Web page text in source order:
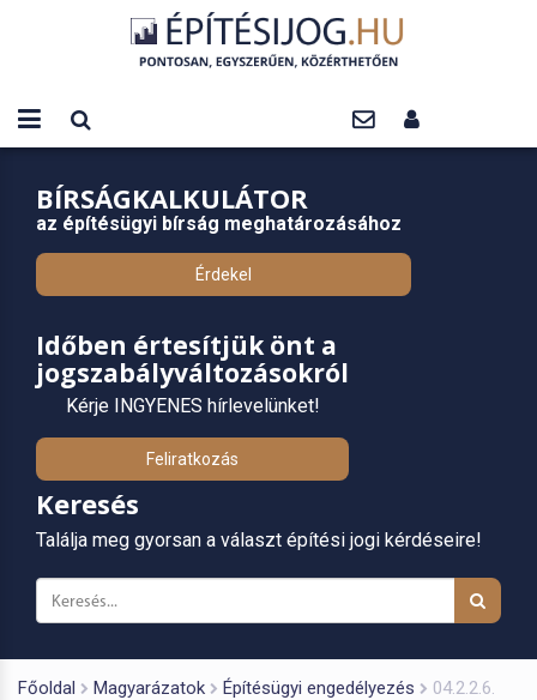
BÍRSÁGKALKULÁTOR
az építésügyi bírság meghatározásához
Érdekel
Időben értesítjük önt a
jogszabályváltozásokról
Kérje INGYENES hírlevelünket!
Feliratkozás
Keresés
Találja meg gyorsan a választ építési jogi kérdéseire!
Főoldal Magyarázatok Építésügyi engedélyezés
04.2.2.6.